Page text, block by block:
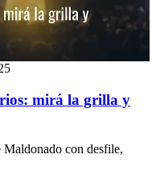
mirá la grilla y
Maldonado con desfile,